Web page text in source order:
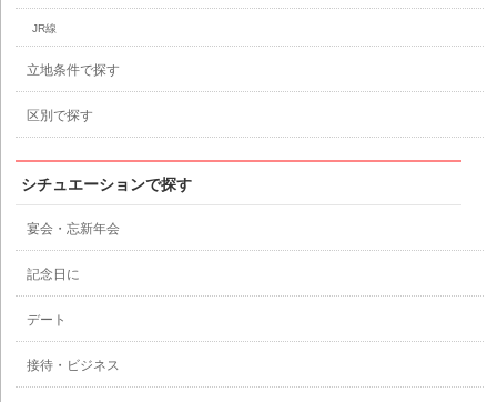
JR線
立地条件で探す
区別で探す
シチュエーションで探す
宴会・忘新年会
記念日に
デート
接待・ビジネス